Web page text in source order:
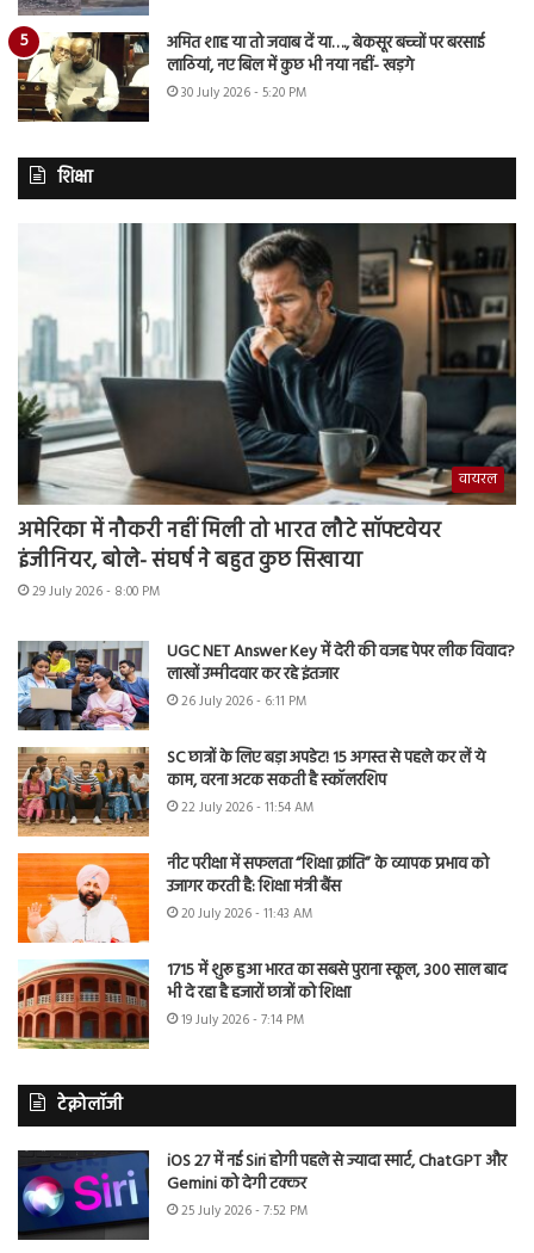
अमित शाह या तो जवाब दें या…., बेकसूर बच्चों पर बरसाई
लाठियां, नए बिल में कुछ भी नया नहीं- खड़गे
30 July 2026 - 5:20 PM
शिक्षा
वायरल
अमेरिका में नौकरी नहीं मिली तो भारत लौटे सॉफ्टवेयर
इंजीनियर, बोले- संघर्ष ने बहुत कुछ सिखाया
29 July 2026 - 8:00 PM
UGC NET Answer Key में देरी की वजह पेपर लीक विवाद?
लाखों उम्मीदवार कर रहे इंतजार
26 July 2026 - 6:11 PM
SC छात्रों के लिए बड़ा अपडेट! 15 अगस्त से पहले कर लें ये
काम, वरना अटक सकती है स्कॉलरशिप
22 July 2026 - 11:54 AM
नीट परीक्षा में सफलता “शिक्षा क्रांति” के व्यापक प्रभाव को
उजागर करती है: शिक्षा मंत्री बैंस
20 July 2026 - 11:43 AM
1715 में शुरू हुआ भारत का सबसे पुराना स्कूल, 300 साल बाद
भी दे रहा है हजारों छात्रों को शिक्षा
19 July 2026 - 7:14 PM
टेक्नोलॉजी
iOS 27 में नई Siri होगी पहले से ज्यादा स्मार्ट, ChatGPT और
Gemini को देगी टक्कर
25 July 2026 - 7:52 PM